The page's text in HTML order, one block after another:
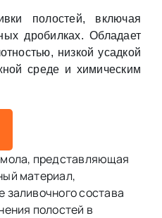
полостей, включая
дробилках. Обладает
низкой усадкой
среде и химическим
представляющая
материал,
состава
полостей в